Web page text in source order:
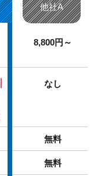
他社A
8,800円～
なし
無料
無料